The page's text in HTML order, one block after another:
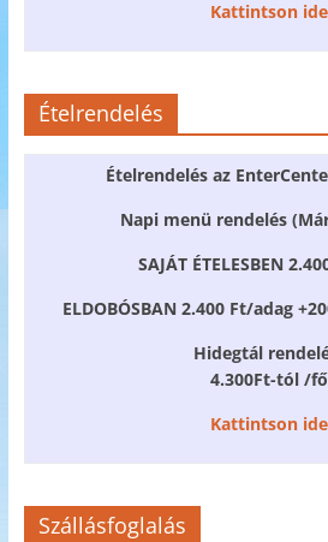
Kattintson ide
Ételrendelés
Ételrendelés az
Napi menü rendelés
SAJÁT ÉTELESBEN
ELDOBÓSBAN 2.400 Ft/adag
Hidegtál
4.300Ft-tól /fő
Kattintson ide
Szállásfoglalás